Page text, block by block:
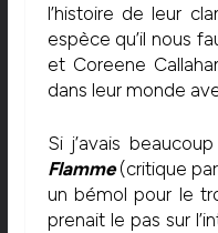
l’histoire de leur
espèce qu’il nous
et Coreene
dans leur monde
Si j’avais
Flamme(critique par
un bémol pour le
prenait le pas sur